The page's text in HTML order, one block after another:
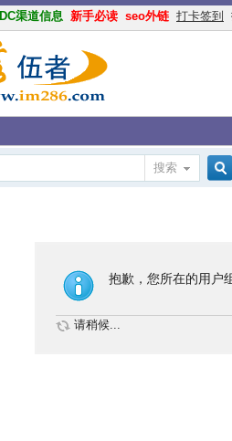
IDC渠道信息 新手必读 seo外链 打卡签到
搜索
索
抱歉，您所在的用户
请稍候...